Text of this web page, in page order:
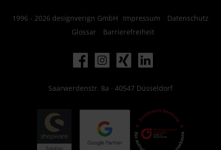
1996 - 2026 designverign GmbH Impressum
Datenschutz
Glossar
Barrierefreiheit
Saarwerdenstr. 8a · 40547 Düsseldorf